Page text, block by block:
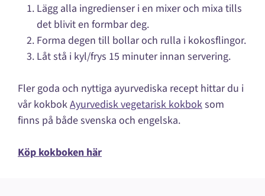
Lägg alla ingredienser i en mixer och mixa tills
det blivit en formbar deg.
Forma degen till bollar och rulla i kokosflingor.
Låt stå i kyl/frys 15 minuter innan servering.
Fler goda och nyttiga ayurvediska recept hittar du i
vår kokbokAyurvedisk vegetarisk kokboksom
finns på både svenska och engelska.
Köp kokboken här